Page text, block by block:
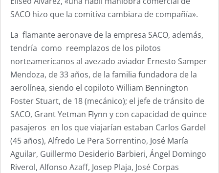
SACO hizo que la comitiva cambiara de compañía».
La flamante aeronave de la empresa SACO, además,
tendría como reemplazos de los pilotos
norteamericanos al avezado aviador Ernesto Samper
Mendoza, de 33 años, de la familia fundadora de la
aerolínea, siendo el copiloto William Bennington
Foster Stuart, de 18 (mecánico); el jefe de tránsito de
SACO, Grant Yetman Flynn y con capacidad de quince
pasajeros en los que viajarían estaban Carlos Gardel
(45 años), Alfredo Le Pera Sorrentino, José María
Aguilar, Guillermo Desiderio Barbieri, Ángel Domingo
Riverol, Alfonso Azaff, Josep Plaja, José Corpas